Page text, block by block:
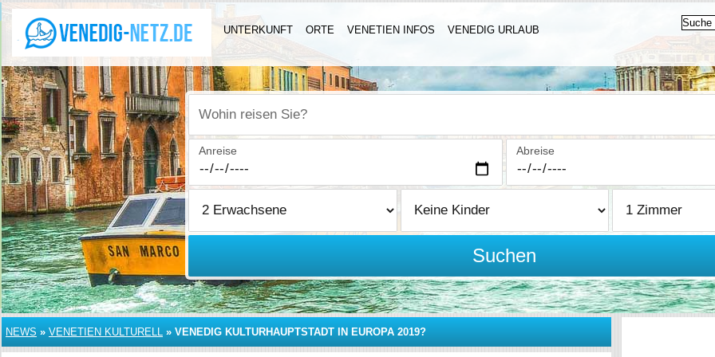
UNTERKUNFT ORTE VENETIEN INFOS VENEDIG URLAUB
Wohin reisen Sie?
Anreise Abreise
Suchen
NEWS » VENETIEN KULTURELL » VENEDIG KULTURHAUPTSTADT IN EUROPA 2019?